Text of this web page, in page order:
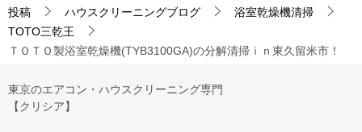
投稿
ハウスクリーニングブログ
浴室乾燥機清掃
TOTO三乾王
ＴＯＴＯ製浴室乾燥機(TYB3100GA)の分解清掃ｉｎ東久留米市！
東京のエアコン・ハウスクリーニング専門
【クリシア】